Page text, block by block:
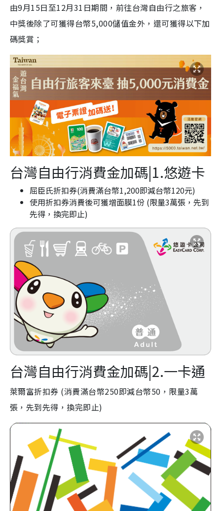
由9月15日至12月31日期間，前往台灣自由行之旅客，
中獎後除了可獲得台幣5,000儲值金外，還可獲得以下加
碼獎賞；
台灣自由行消費金加碼|1.悠遊卡
屈臣氏折扣券(消費滿台幣1,200即減台幣120元)
使用折扣券消費後可獲增面膜1份 (限量3萬張，先到
先得，換完即止)
台灣自由行消費金加碼|2.一卡通
萊爾富折扣券 (消費滿台幣250即減台幣50，限量3萬
張，先到先得，換完即止)